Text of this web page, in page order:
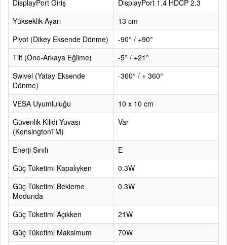
DisplayPort Giriş
DisplayPort 1.4 HDCP 2.3
Yükseklik Ayarı
13 cm
Pivot (Dikey Eksende Dönme)
-90° / +90°
Tilt (Öne-Arkaya Eğilme)
-5° / +21°
Swivel (Yatay Eksende
Dönme)
-360° / + 360°
VESA Uyumluluğu
10 x 10 cm
Güvenlik Kilidi Yuvası
(KensingtonTM)
Var
Enerji Sınıfı
E
Güç Tüketimi Kapalıyken
0.3W
Güç Tüketimi Bekleme
Modunda
0.3W
Güç Tüketimi Açıkken
21W
Güç Tüketimi Maksimum
70W